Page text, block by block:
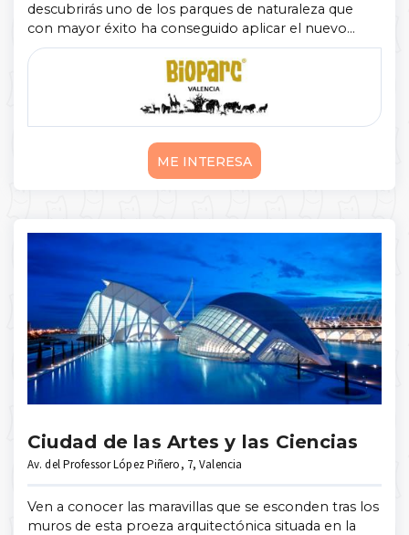
descubrirás uno de los parques de naturaleza que
con mayor éxito ha conseguido aplicar el nuevo
concepto de zoo-inmersión, el cual permite a los
visitantes disfrutar de la cercanía de los ...
ME INTERESA
Ciudad de las Artes y las Ciencias
Av. del Professor López Piñero, 7, Valencia
Ven a conocer las maravillas que se esconden tras los
muros de esta proeza arquitectónica situada en la